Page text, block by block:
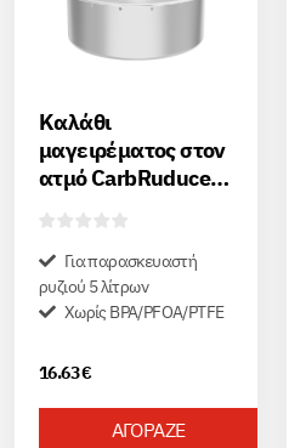
Καλάθι
μαγειρέματος στον
ατμό CarbRuduce
για συσκευή 2.8
λίτρων
Για παρασκευαστή
ρυζιού 5 λίτρων
Χωρίς BPA/PFOA/PTFE
16.63€
ΑΓΟΡΑΖΕ